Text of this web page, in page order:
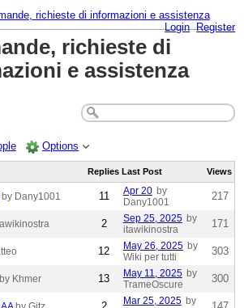
richieste di informazioni e assistenza
Login Register
richieste di
e assistenza
Options
Replies Last Post Views
by Dany1001 11 Apr 20 by
Dany1001
217
2 Sep 25, 2025 by
itawikinostra
171
12 May 26, 2025 by
Wiki per tutti
303
by Khmer 13 May 11, 2025 by
TrameOscure
300
Mar 25, 2025 by